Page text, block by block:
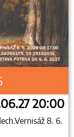
20:00
8. 6.